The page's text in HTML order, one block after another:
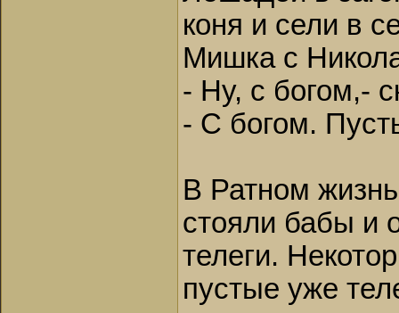
коня и сели в
Мишка с
- Ну, с богом,-
- С богом.
В Ратном
стояли бабы и
телеги.
пустые уже